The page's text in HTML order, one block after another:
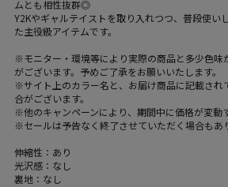
ムとも相性抜群◎
Y2Kやギャルテイストを取り入れつつ、普段使い
た主役級アイテムです。
※モニター・環境等により実際の商品と多少色味
がございます。予めご了承をお願いいたします。
※サイト上のカラー名と、お届け商品に記載され
合がございます。
※他のキャンペーンにより、期間中に価格が変動
※セールは予告なく終了させていただく場合もあ
伸縮性：あり
光沢感：なし
裏地：なし